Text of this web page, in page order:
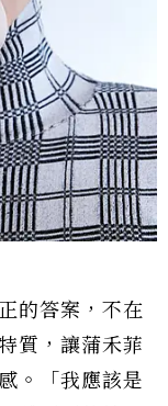
的答案，不在
質，讓蒲禾菲
。「我應該是